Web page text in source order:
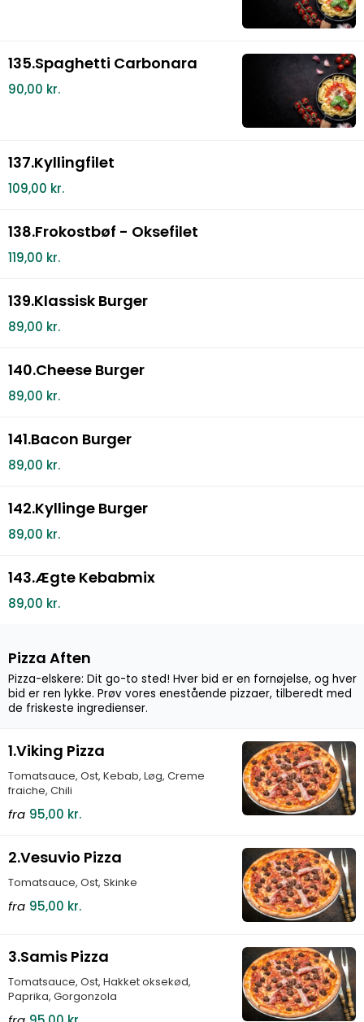
135.Spaghetti Carbonara
90,00 kr.
137.Kyllingfilet
109,00 kr.
138.Frokostbøf - Oksefilet
119,00 kr.
139.Klassisk Burger
89,00 kr.
140.Cheese Burger
89,00 kr.
141.Bacon Burger
89,00 kr.
142.Kyllinge Burger
89,00 kr.
143.Ægte Kebabmix
89,00 kr.
Pizza Aften
Pizza-elskere: Dit go-to sted! Hver bid er en fornøjelse, og hver
bid er ren lykke. Prøv vores enestående pizzaer, tilberedt med
de friskeste ingredienser.
1.Viking Pizza
Tomatsauce, Ost, Kebab, Løg, Creme
fraiche, Chili
fra 95,00 kr.
2.Vesuvio Pizza
Tomatsauce, Ost, Skinke
fra 95,00 kr.
3.Samis Pizza
Tomatsauce, Ost, Hakket oksekød,
Paprika, Gorgonzola